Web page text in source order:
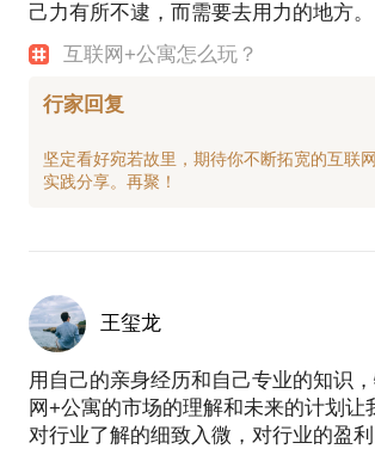
己力有所不逮，而需要去用力的地方。
互联网+公寓怎么玩？
行家回复
坚定看好宛若故里，期待你不断拓宽的互联
王玺龙
用自己的亲身经历和自己专业的知识
网+公寓的市场的理解和未来的计划让
对行业了解的细致入微，对行业的盈